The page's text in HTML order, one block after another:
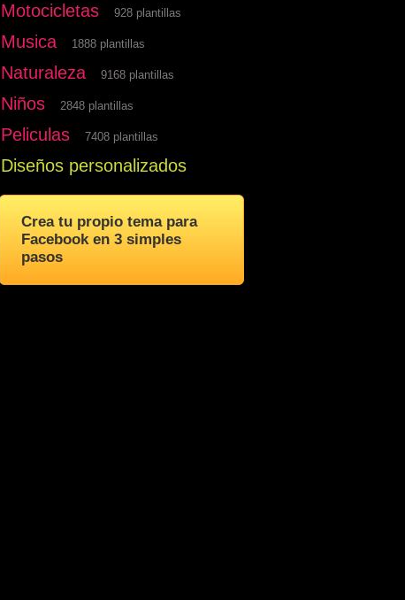
Motocicletas 928 plantillas
Musica 1888 plantillas
Naturaleza 9168 plantillas
Niños 2848 plantillas
Peliculas 7408 plantillas
Diseños personalizados
Crea tu propio tema para
Facebook en 3 simples
pasos